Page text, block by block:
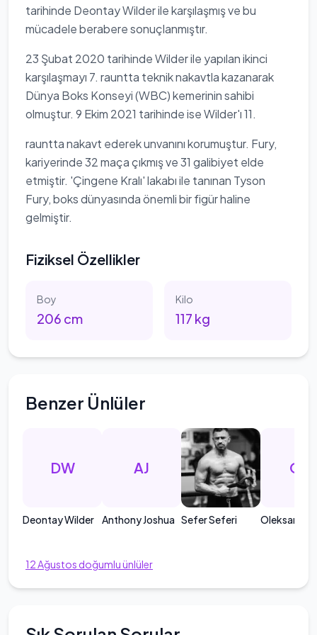
tarihinde Deontay Wilder ile karşılaşmış ve bu
mücadele berabere sonuçlanmıştır.
23 Şubat 2020 tarihinde Wilder ile yapılan ikinci
karşılaşmayı 7. rauntta teknik nakavtla kazanarak
Dünya Boks Konseyi (WBC) kemerinin sahibi
olmuştur. 9 Ekim 2021 tarihinde ise Wilder'ı 11.
rauntta nakavt ederek unvanını korumuştur. Fury,
kariyerinde 32 maça çıkmış ve 31 galibiyet elde
etmiştir. 'Çingene Kralı' lakabı ile tanınan Tyson
Fury, boks dünyasında önemli bir figür haline
gelmiştir.
Fiziksel Özellikler
Boy
206 cm
Kilo
117 kg
Benzer Ünlüler
DW
Deontay Wilder
AJ
Anthony Joshua Sefer Seferi
OU
Oleksandr
12Ağustos doğumlu ünlüler